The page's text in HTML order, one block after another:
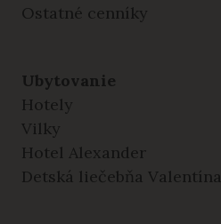
Ostatné cenníky
Ubytovanie
Hotely
Vilky
Hotel Alexander
Detská liečebňa Valentína